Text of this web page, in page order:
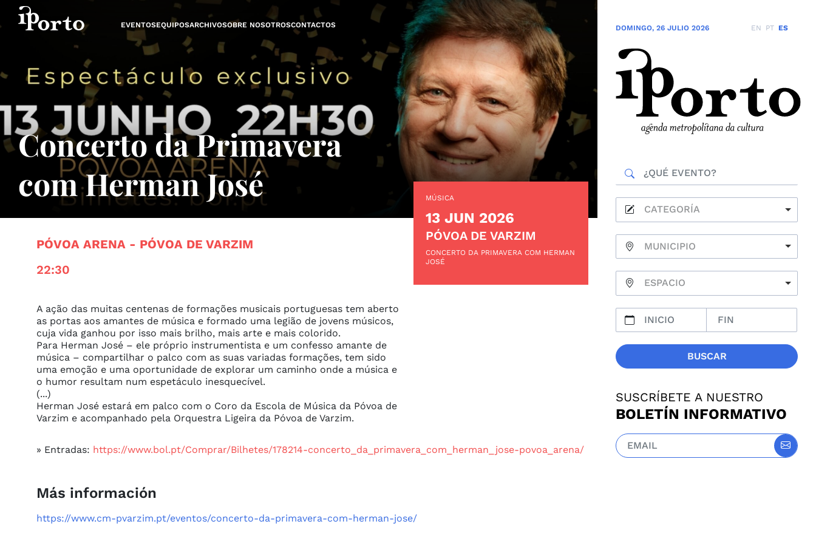
Saltar al contenido
EVENTOSEQUIPOSARCHIVOSOBRE NOSOTROSCONTACTOS
Concerto da Primavera
com Herman José
PÓVOA ARENA - PÓVOA DE VARZIM
22:30
MÚSICA
13 JUN 2026
PÓVOA DE VARZIM
CONCERTO DA PRIMAVERA COM HERMAN
JOSÉ
A ação das muitas centenas de formações musicais portuguesas tem aberto
as portas aos amantes de música e formado uma legião de jovens músicos,
cuja vida ganhou por isso mais brilho, mais arte e mais colorido.
Para Herman José – ele próprio instrumentista e um confesso amante de
música – compartilhar o palco com as suas variadas formações, tem sido
uma emoção e uma oportunidade de explorar um caminho onde a música e
o humor resultam num espetáculo inesquecível.
(...)
Herman José estará em palco com o Coro da Escola de Música da Póvoa de
Varzim e acompanhado pela Orquestra Ligeira da Póvoa de Varzim.
» Entradas: https://www.bol.pt/Comprar/Bilhetes/178214-concerto_da_primavera_com_herman_jose-povoa_arena/
Más información
https://www.cm-pvarzim.pt/eventos/concerto-da-primavera-com-herman-jose/
DOMINGO, 26 JULIO 2026 EN PT ES
CATEGORÍA
MUNICIPIO
ESPACIO
BUSCAR
SUSCRÍBETE A NUESTRO
BOLETÍN INFORMATIVO